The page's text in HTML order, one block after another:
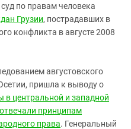
по правам человека
Грузии, пострадавших в
конфликта в августе 2008
августовского
пришла к выводу о
в центральной и западной
отвечали принципам
права. Генеральный